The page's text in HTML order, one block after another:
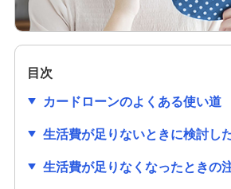
カードローンの利用限度額と年
り方や増額方法も解説
りやすく解説
目次
カードローンのよくある使い道
生活費が足りないときに検討し
生活費が足りなくなったときの